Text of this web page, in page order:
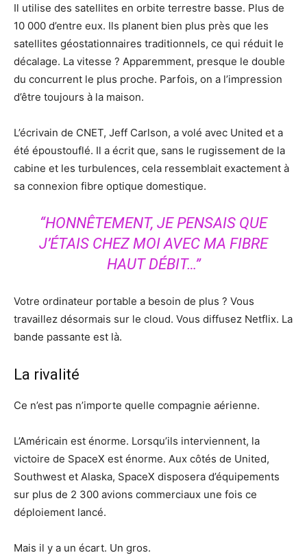
Il utilise des satellites en orbite terrestre basse. Plus de
10 000 d’entre eux. Ils planent bien plus près que les
satellites géostationnaires traditionnels, ce qui réduit le
décalage. La vitesse ? Apparemment, presque le double
du concurrent le plus proche. Parfois, on a l’impression
d’être toujours à la maison.
L’écrivain de CNET, Jeff Carlson, a volé avec United et a
été époustouflé. Il a écrit que, sans le rugissement de la
cabine et les turbulences, cela ressemblait exactement à
sa connexion fibre optique domestique.
“HONNÊTEMENT, JE PENSAIS QUE
J’ÉTAIS CHEZ MOI AVEC MA FIBRE
HAUT DÉBIT…”
Votre ordinateur portable a besoin de plus ? Vous
travaillez désormais sur le cloud. Vous diffusez Netflix. La
bande passante est là.
La rivalité
Ce n’est pas n’importe quelle compagnie aérienne.
L’Américain est énorme. Lorsqu’ils interviennent, la
victoire de SpaceX est énorme. Aux côtés de United,
Southwest et Alaska, SpaceX disposera d’équipements
sur plus de 2 300 avions commerciaux une fois ce
déploiement lancé.
Mais il y a un écart. Un gros.